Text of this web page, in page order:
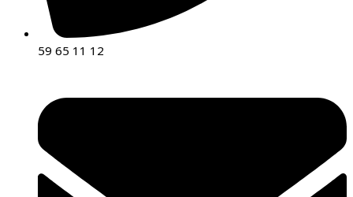
59 65 11 12